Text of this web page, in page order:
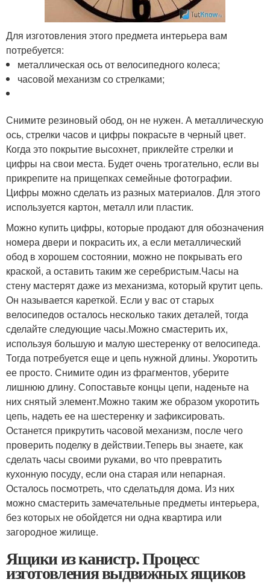
Для изготовления этого предмета интерьера вам
потребуется:
металлическая ось от велосипедного колеса;
часовой механизм со стрелками;
Снимите резиновый обод, он не нужен. А металлическую
ось, стрелки часов и цифры покрасьте в черный цвет.
Когда это покрытие высохнет, приклейте стрелки и
цифры на свои места. Будет очень трогательно, если вы
прикрепите на прищепках семейные фотографии.
Цифры можно сделать из разных материалов. Для этого
используется картон, металл или пластик.
Можно купить цифры, которые продают для обозначения
номера двери и покрасить их, а если металлический
обод в хорошем состоянии, можно не покрывать его
краской, а оставить таким же серебристым.Часы на
стену мастерят даже из механизма, который крутит цепь.
Он называется кареткой. Если у вас от старых
велосипедов осталось несколько таких деталей, тогда
сделайте следующие часы.Можно смастерить их,
используя большую и малую шестеренку от велосипеда.
Тогда потребуется еще и цепь нужной длины. Укоротить
ее просто. Снимите один из фрагментов, уберите
лишнюю длину. Сопоставьте концы цепи, наденьте на
них снятый элемент.Можно таким же образом укоротить
цепь, надеть ее на шестеренку и зафиксировать.
Останется прикрутить часовой механизм, после чего
проверить поделку в действии.Теперь вы знаете, как
сделать часы своими руками, во что превратить
кухонную посуду, если она старая или непарная.
Осталось посмотреть, что сделатьдля дома. Из них
можно смастерить замечательные предметы интерьера,
без которых не обойдется ни одна квартира или
загородное жилище.
Ящики из канистр. Процесс
изготовления выдвижных ящиков